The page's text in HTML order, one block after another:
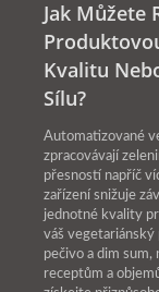
Jak Můžete
Kvalitu
Sílu?
Automatizované
zpracovávají
přesností napříč
zařízení snižuje
jednotné kvality
váš
pečivo a dim sum,
receptům a